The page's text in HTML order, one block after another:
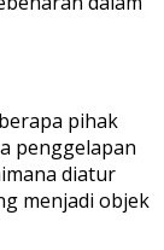
pihak
penggelapan
diatur
menjadi objek